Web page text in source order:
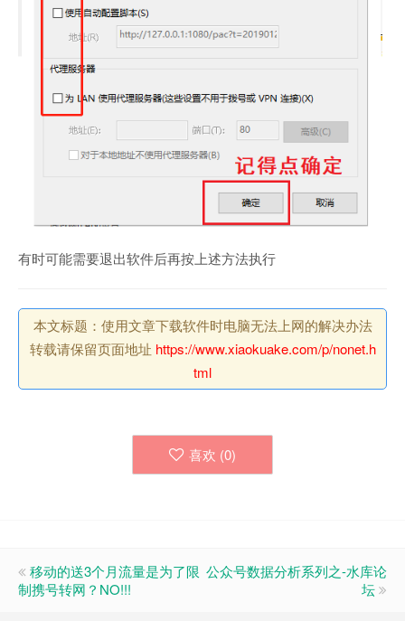
有时可能需要退出软件后再按上述方法执行
本文标题：使用文章下载软件时电脑无法上网的解决办法
转载请保留页面地址 https://www.xiaokuake.com/p/nonet.h
tml
喜欢 (0)
移动的送3个月流量是为了限
制携号转网？NO!!!
公众号数据分析系列之-水库论
坛